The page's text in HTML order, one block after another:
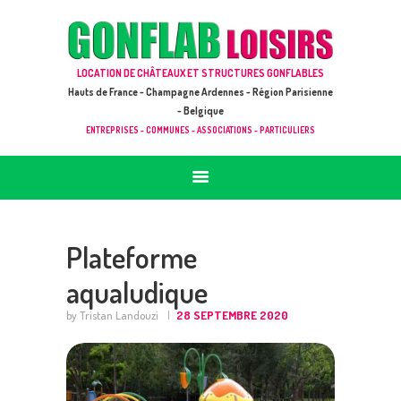
LOCATION DE CHÂTEAUX ET STRUCTURES GONFLABLES
Hauts de France - Champagne Ardennes - Région Parisienne
- Belgique
ENTREPRISES - COMMUNES - ASSOCIATIONS - PARTICULIERS
GONFLAB LOISIRS
ACCUEIL
JEUX À LOUER & PRESTATIONS
CATALOGUE / TARIF
DEMANDE DE DEVIS (SOUS 24H)
Plateforme
aqualudique
by Tristan Landouzi 28 SEPTEMBRE 2020